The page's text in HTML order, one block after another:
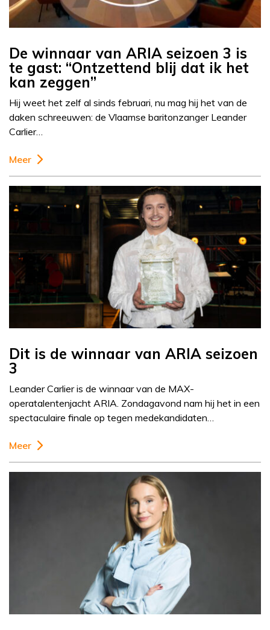
De winnaar van ARIA seizoen 3 is
te gast: “Ontzettend blij dat ik het
kan zeggen”
Hij weet het zelf al sinds februari, nu mag hij het van de
daken schreeuwen: de Vlaamse baritonzanger Leander
Carlier…
Meer
Dit is de winnaar van ARIA seizoen
3
Leander Carlier is de winnaar van de MAX-
operatalentenjacht ARIA. Zondagavond nam hij het in een
spectaculaire finale op tegen medekandidaten…
Meer